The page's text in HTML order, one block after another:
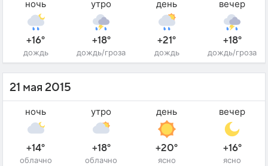
ночь
+16°
дождь
утро
+18°
дождь/гроза
день
+21°
дождь
вечер
+18°
дождь/гроза
21 мая 2015
ночь
+14°
облачно
утро
+18°
облачно
день
+20°
ясно
вечер
+16°
ясно